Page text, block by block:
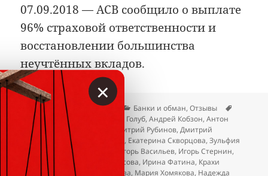
07.09.2018 — АСВ сообщило о выплате
96% страховой ответственности и
восстановлении большинства
неучтённых вкладов.
Опубликовано
06.07.2026 Автор
Вкладер Рубрики
Банки и обман,Отзывы
Александр Васильев
Андрей Голуб,Андрей Кобзон,Антон
Коноплёв
Антон Стенин Дмитрий Рубинов,Дмитрий
Соловьёв
Евгения Романова, Екатерина Скворцова,Зульфия
Арифулина
Иван Волчков Игорь Васильев, Игорь Стернин,
Изабелла Элякова
Ирина Басова, Ирина Фатина, Крахи
банков
,Людмила Бурмистрова, Мария Хомякова, Надежда
×